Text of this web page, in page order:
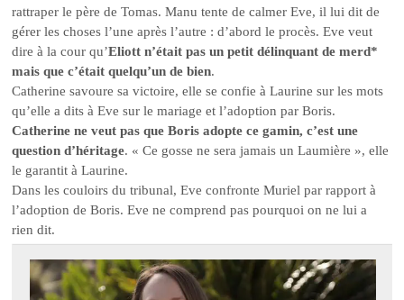
rattraper le père de Tomas. Manu tente de calmer Eve, il lui dit de
gérer les choses l’une après l’autre : d’abord le procès. Eve veut
dire à la cour qu’Eliott n’était pas un petit délinquant de merd*
mais que c’était quelqu’un de bien.
Catherine savoure sa victoire, elle se confie à Laurine sur les mots
qu’elle a dits à Eve sur le mariage et l’adoption par Boris.
Catherine ne veut pas que Boris adopte ce gamin, c’est une
question d’héritage. « Ce gosse ne sera jamais un Laumière », elle
le garantit à Laurine.
Dans les couloirs du tribunal, Eve confronte Muriel par rapport à
l’adoption de Boris. Eve ne comprend pas pourquoi on ne lui a
rien dit.